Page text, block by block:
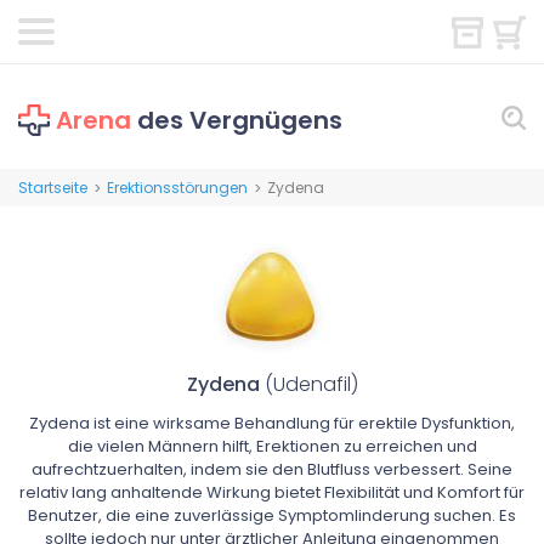
Arena des Vergnügens
Startseite > Erektionsstörungen > Zydena
Zydena (Udenafil)
Zydena ist eine wirksame Behandlung für erektile Dysfunktion,
die vielen Männern hilft, Erektionen zu erreichen und
aufrechtzuerhalten, indem sie den Blutfluss verbessert. Seine
relativ lang anhaltende Wirkung bietet Flexibilität und Komfort für
Benutzer, die eine zuverlässige Symptomlinderung suchen. Es
sollte jedoch nur unter ärztlicher Anleitung eingenommen